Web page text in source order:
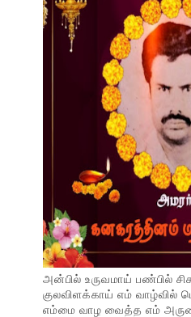
அன்பில் உருவமாய் பண்பில்
குலவிளக்காய் எம் வாழ்வில்
எம்மை வாழ வைத்த எம்